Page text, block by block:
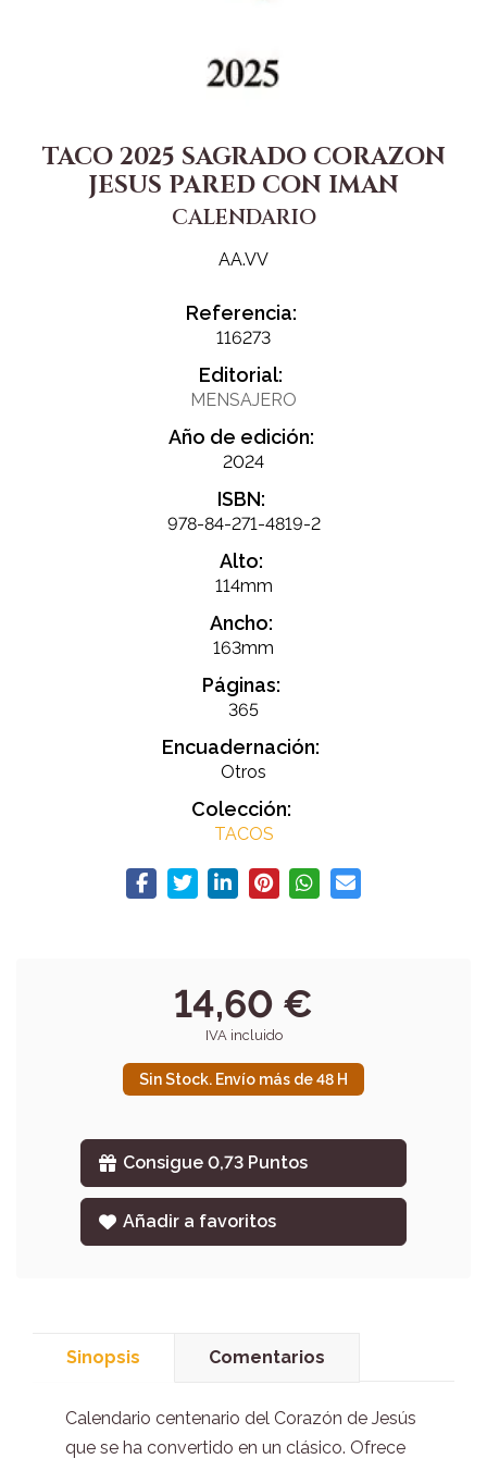
TACO 2025 SAGRADO CORAZON
JESUS PARED CON IMAN
CALENDARIO
AA.VV
Referencia:
116273
Editorial:
MENSAJERO
Año de edición:
2024
ISBN:
978-84-271-4819-2
Alto:
114mm
Ancho:
163mm
Páginas:
365
Encuadernación:
Otros
Colección:
TACOS
14,60 €
IVA incluido
Sin Stock. Envío más de 48 H
Consigue 0,73 Puntos
Añadir a favoritos
Sinopsis Comentarios
Calendario centenario del Corazón de Jesús
que se ha convertido en un clásico. Ofrece